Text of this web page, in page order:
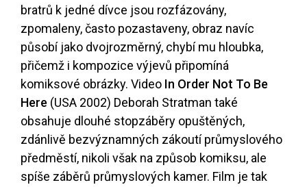
bratrů k jedné dívce jsou rozfázovány,
zpomaleny, často pozastaveny, obraz navíc
působí jako dvojrozměrný, chybí mu hloubka,
přičemž i kompozice výjevů připomíná
komiksové obrázky. Video In Order Not To Be
Here (USA 2002) Deborah Stratman také
obsahuje dlouhé stopzáběry opuštěných,
zdánlivě bezvýznamných zákoutí průmyslového
předměstí, nikoli však na způsob komiksu, ale
spíše záběrů průmyslových kamer. Film je tak